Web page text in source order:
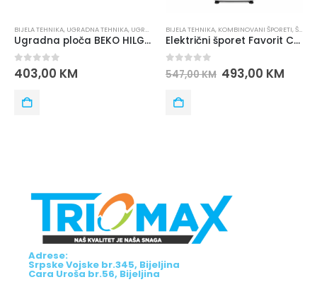
BIJELA TEHNIKA,UGRADNA TEHNIKA,UGRADNE PLOČE
Ugradna ploča BEKO HILG 64120 S
out of 5
403,00KM
BIJELA TEHNIKA,KOMBINOVANI ŠPORETI,ŠPORETI
Električni šporet Favorit CC60-22W
out of 5
547,00KM 493,00KM
Adrese:
Srpske Vojske br.345, Bijeljina
Cara Uroša br.56, Bijeljina